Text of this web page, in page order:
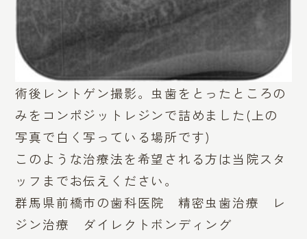
術後レントゲン撮影。虫歯をとったところの
みをコンポジットレジンで詰めました(上の
写真で白く写っている場所です)
このような治療法を希望される方は当院スタ
ッフまでお伝えください。
群馬県前橋市の歯科医院 精密虫歯治療 レ
ジン治療 ダイレクトボンディング